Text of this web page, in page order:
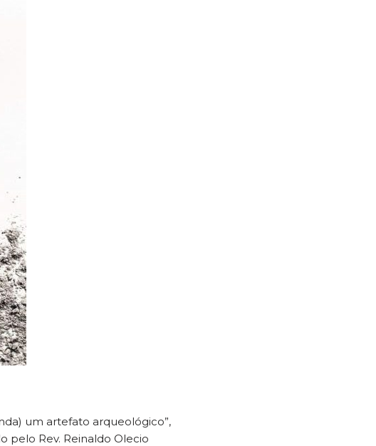
um artefato arqueológico”,
pelo Rev. Reinaldo Olecio